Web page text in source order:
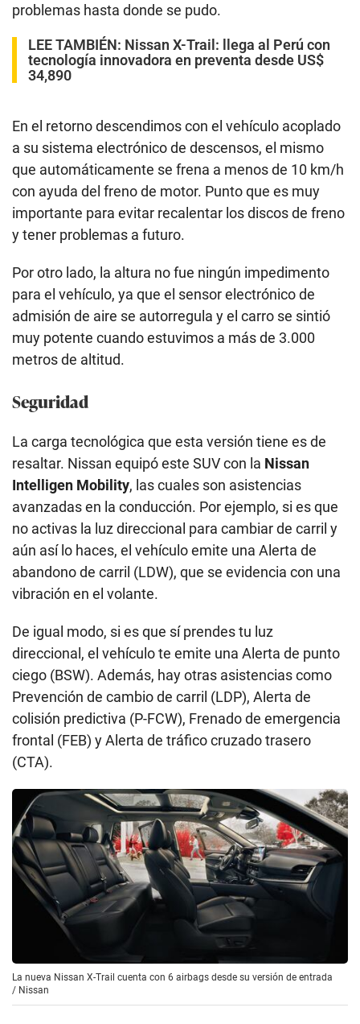
problemas hasta donde se pudo.
LEE TAMBIÉN: Nissan X-Trail: llega al Perú con
tecnología innovadora en preventa desde US$
34,890
En el retorno descendimos con el vehículo acoplado
a su sistema electrónico de descensos, el mismo
que automáticamente se frena a menos de 10 km/h
con ayuda del freno de motor. Punto que es muy
importante para evitar recalentar los discos de freno
y tener problemas a futuro.
Por otro lado, la altura no fue ningún impedimento
para el vehículo, ya que el sensor electrónico de
admisión de aire se autorregula y el carro se sintió
muy potente cuando estuvimos a más de 3.000
metros de altitud.
Seguridad
La carga tecnológica que esta versión tiene es de
resaltar. Nissan equipó este SUV con la Nissan
Intelligen Mobility, las cuales son asistencias
avanzadas en la conducción. Por ejemplo, si es que
no activas la luz direccional para cambiar de carril y
aún así lo haces, el vehículo emite una Alerta de
abandono de carril (LDW), que se evidencia con una
vibración en el volante.
De igual modo, si es que sí prendes tu luz
direccional, el vehículo te emite una Alerta de punto
ciego (BSW). Además, hay otras asistencias como
Prevención de cambio de carril (LDP), Alerta de
colisión predictiva (P-FCW), Frenado de emergencia
frontal (FEB) y Alerta de tráfico cruzado trasero
(CTA).
La nueva Nissan X-Trail cuenta con 6 airbags desde su versión de entrada
/ Nissan